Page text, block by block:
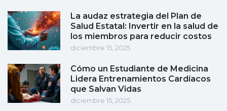
La audaz estrategia del Plan de
Salud Estatal: Invertir en la salud de
los miembros para reducir costos
diciembre 15, 2025
Cómo un Estudiante de Medicina
Lidera Entrenamientos Cardíacos
que Salvan Vidas
diciembre 15, 2025